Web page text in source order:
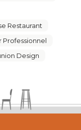
Restaurant
Professionnel
Design